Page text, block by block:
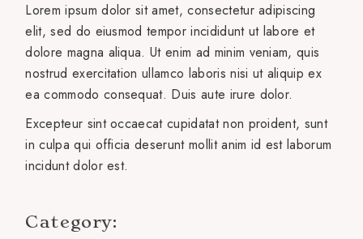
Lorem ipsum dolor sit amet, consectetur adipiscing
elit, sed do eiusmod tempor incididunt ut labore et
dolore magna aliqua. Ut enim ad minim veniam, quis
nostrud exercitation ullamco laboris nisi ut aliquip ex
ea commodo consequat. Duis aute irure dolor.
Excepteur sint occaecat cupidatat non proident, sunt
in culpa qui officia deserunt mollit anim id est laborum
incidunt dolor est.
Category: